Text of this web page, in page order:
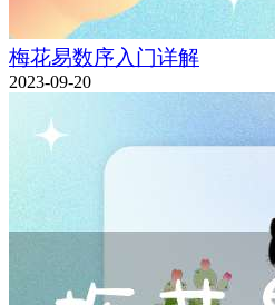
梅花易数序入门详解
2023-09-20